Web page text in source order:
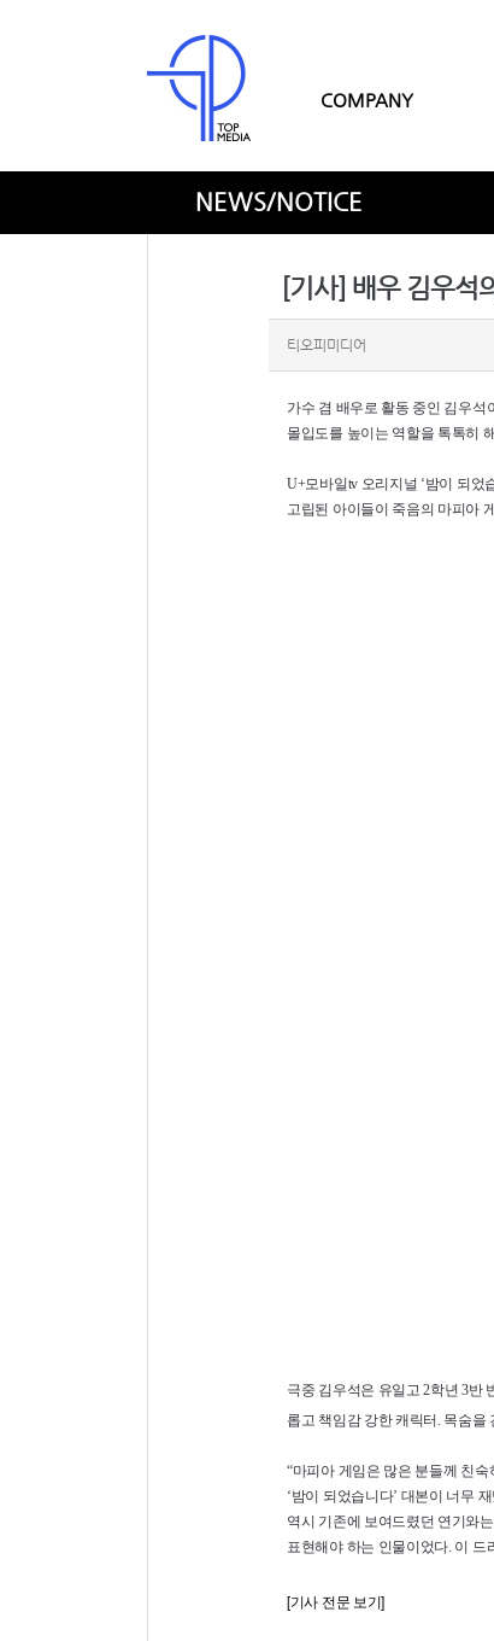
COMPANY
NEWS/NOTICE
티오피미디어
가수 겸 배우로 활동 중인 김우석
몰입도를 높이는 역할을 톡톡히
U+모바일tv 오리지널 ‘밤이 되었
고립된 아이들이 죽음의 마피아
극중 김우석은 유일고 2학년 3반
롭고 책임감 강한 캐릭터. 목숨을
“마피아 게임은 많은 분들께 친
‘밤이 되었습니다’ 대본이 너무
역시 기존에 보여드렸던 연기와
표현해야 하는 인물이었다. 이
[기사 전문 보기]